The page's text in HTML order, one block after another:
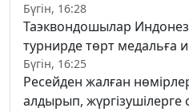
Бүгін, 16:28
Таэквондошылар
турнирде төрт медальға
Бүгін, 16:25
Ресейден жалған
алдырып, жүргізушілерге